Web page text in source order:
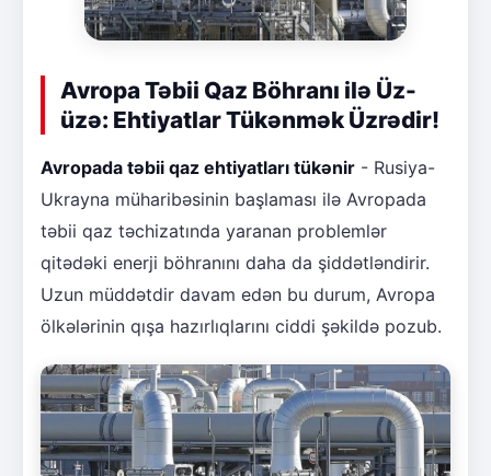
Avropa Təbii Qaz Böhranı ilə Üz-
üzə: Ehtiyatlar Tükənmək Üzrədir!
Avropada təbii qaz ehtiyatları tükənir - Rusiya-
Ukrayna müharibəsinin başlaması ilə Avropada
təbii qaz təchizatında yaranan problemlər
qitədəki enerji böhranını daha da şiddətləndirir.
Uzun müddətdir davam edən bu durum, Avropa
ölkələrinin qışa hazırlıqlarını ciddi şəkildə pozub.